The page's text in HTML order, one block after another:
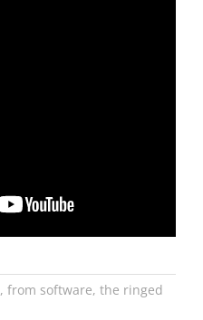
, from software, the ringed